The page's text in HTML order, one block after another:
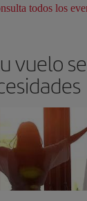
todos los
vuelo